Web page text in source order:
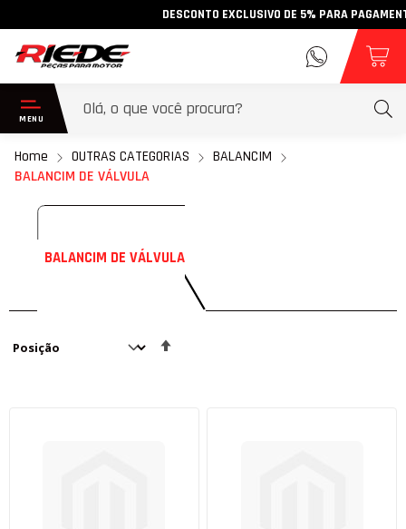
DESCONTO EXCLUSIVO DE 5% PARA
Home OUTRAS CATEGORIAS
BALANCIM
BALANCIM DE VÁLVULA
BALANCIM DE VÁLVULA